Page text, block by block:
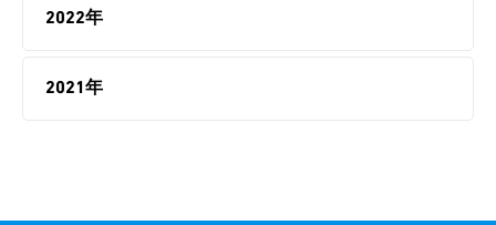
2022年
2021年